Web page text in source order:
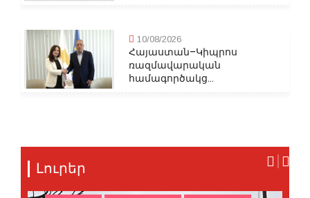
10/08/2026
Հայաստան–Կիպրոս
ռազմավարական
համագործակց...
Լուրեր